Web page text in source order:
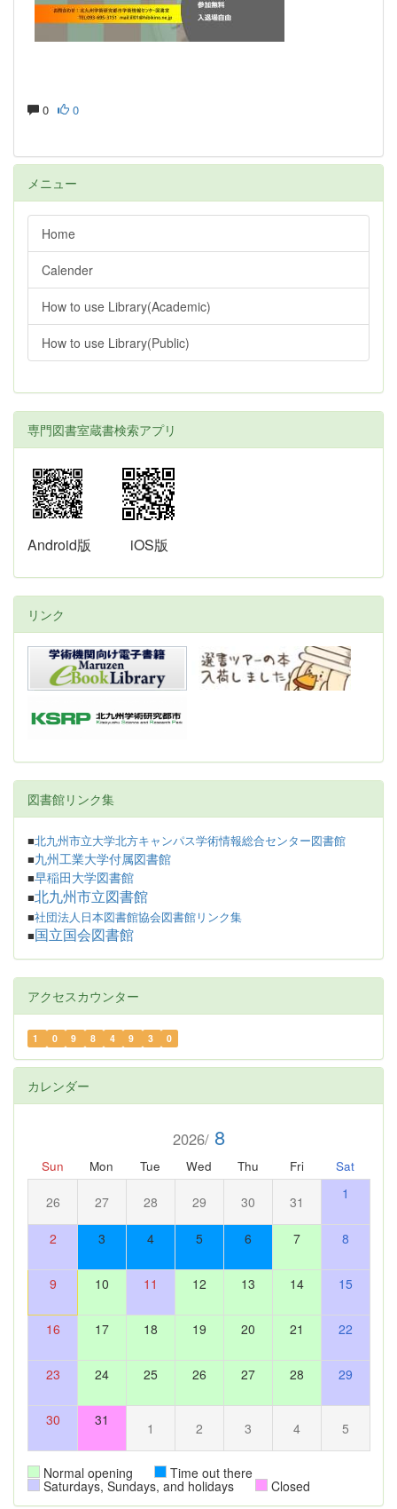
0 0
メニュー
Home
Calender
How to use Library(Academic)
How to use Library(Public)
専門図書室蔵書検索アプリ
Android版 iOS版
リンク
図書館リンク集
■北九州市立大学北方キャンパス学術情報総合センター図書館
■九州工業大学付属図書館
■早稲田大学図書館
■北九州市立図書館
■社団法人日本図書館協会図書館リンク集
■ 国立国会図書館
アクセスカウンター
1 0 9 8 4 9 3 0
カレンダー
2026/8
Sun Mon Tue Wed Thu Fri Sat
26 27 28 29 30 31 1
2 3 4 5 6 7 8
9 10 11 12 13 14 15
16 17 18 19 20 21 22
23 24 25 26 27 28 29
30 31 1 2 3 4 5
Normal opening Time out there
Saturdays, Sundays, and holidays Closed